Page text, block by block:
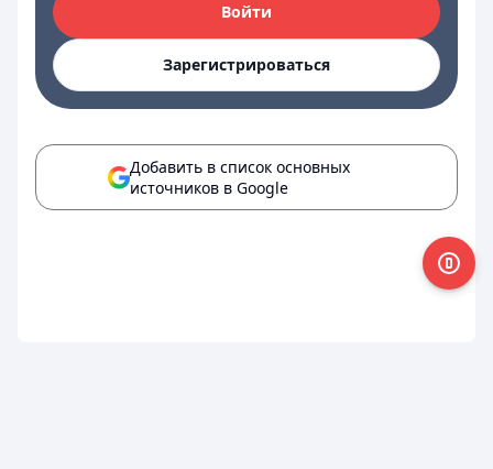
Войти
Зарегистрироваться
Добавить в список основных
источников в Google